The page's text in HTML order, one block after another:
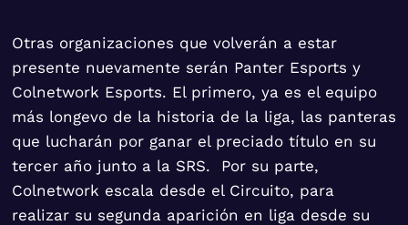
Otras organizaciones que volverán a estar
presente nuevamente serán Panter Esports y
Colnetwork Esports. El primero, ya es el equipo
más longevo de la historia de la liga, las panteras
que lucharán por ganar el preciado título en su
tercer año junto a la SRS. Por su parte,
Colnetwork escala desde el Circuito, para
realizar su segunda aparición en liga desde su